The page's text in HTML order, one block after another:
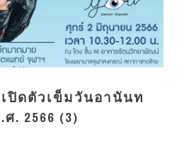
ปิดตัวเข็มวันอานันท
. 2566 (3)